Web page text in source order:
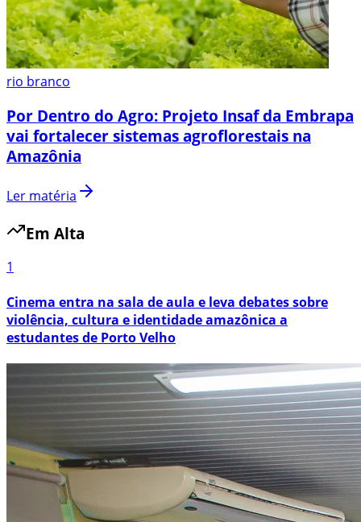
rio branco
Por Dentro do Agro: Projeto Insaf da Embrapa
vai fortalecer sistemas agroflorestais na
Amazônia
Ler matéria
Em Alta
1
Cinema entra na sala de aula e leva debates sobre
violência, cultura e identidade amazônica a
estudantes de Porto Velho